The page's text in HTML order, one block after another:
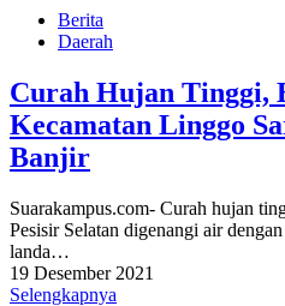
Berita
Daerah
Curah Hujan Tinggi,
Kecamatan Linggo
Banjir
Suarakampus.com- Curah hujan
Pesisir Selatan digenangi air
landa…
19 Desember 2021
Selengkapnya